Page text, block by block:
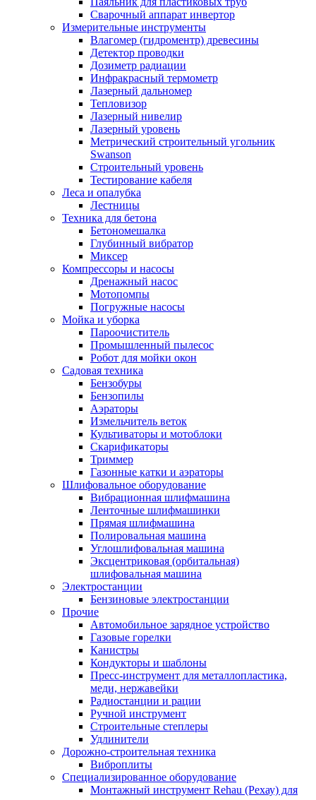
Сварочный аппарат инвертор
Измерительные инструменты
Влагомер (гидроментр) древесины
Детектор проводки
Дозиметр радиации
Инфракрасный термометр
Лазерный дальномер
Тепловизор
Лазерный нивелир
Лазерный уровень
Метрический строительный угольник
Swanson
Строительный уровень
Тестирование кабеля
Леса и опалубка
Лестницы
Техника для бетона
Бетономешалка
Глубинный вибратор
Миксер
Компрессоры и насосы
Дренажный насос
Мотопомпы
Погружные насосы
Мойка и уборка
Пароочиститель
Промышленный пылесос
Робот для мойки окон
Садовая техника
Бензобуры
Бензопилы
Аэраторы
Измельчитель веток
Культиваторы и мотоблоки
Скарификаторы
Триммер
Газонные катки и аэраторы
Шлифовальное оборудование
Вибрационная шлифмашина
Ленточные шлифмашинки
Прямая шлифмашина
Полировальная машина
Углошлифовальная машина
Эксцентриковая (орбитальная)
шлифовальная машина
Электростанции
Бензиновые электростанции
Прочие
Автомобильное зарядное устройство
Газовые горелки
Канистры
Кондукторы и шаблоны
Пресс-инструмент для металлопластика,
меди, нержавейки
Радиостанции и рации
Ручной инструмент
Строительные степлеры
Удлинители
Дорожно-строительная техника
Виброплиты
Специализированное оборудование
Монтажный инструмент Rehau (Рехау) для